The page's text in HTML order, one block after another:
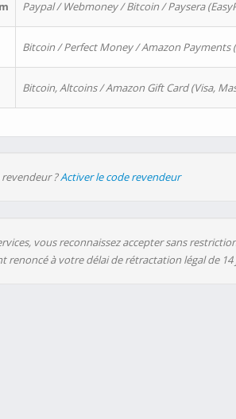
Paypal / Webmoney / Bitcoin / Paysera
Bitcoin / Perfect Money / Amazon Payments
Bitcoin, Altcoins / Amazon Gift Card (Visa,
?Activer le code revendeur
vous reconnaissez accepter sans
renoncé à votre délai de rétractation légal de